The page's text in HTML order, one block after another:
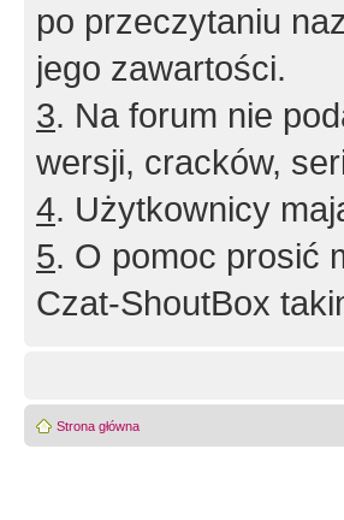
po przeczytaniu
jego zawartości.
3. Na forum nie
wersji, cracków,
4. Użytkownicy
5. O pomoc prosić
Czat-ShoutBox
Strona główna